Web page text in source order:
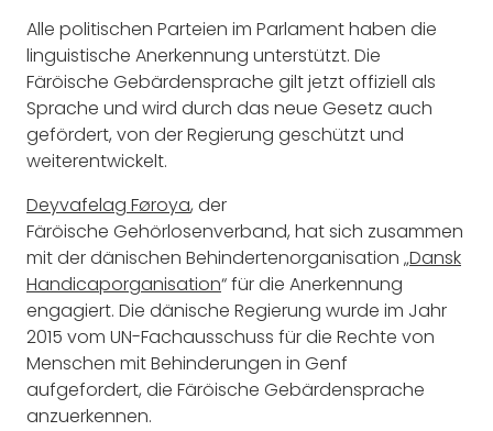
Alle politischen Parteien im Parlament haben die
linguistische Anerkennung unterstützt. Die
Färöische Gebärdensprache gilt jetzt offiziell als
Sprache und wird durch das neue Gesetz auch
gefördert, von der Regierung geschützt und
weiterentwickelt.
Deyvafelag Føroya, der
Färöische Gehörlosenverband, hat sich zusammen
mit der dänischen Behindertenorganisation „Dansk
Handicaporganisation“ für die Anerkennung
engagiert. Die dänische Regierung wurde im Jahr
2015 vom UN-Fachausschuss für die Rechte von
Menschen mit Behinderungen in Genf
aufgefordert, die Färöische Gebärdensprache
anzuerkennen.